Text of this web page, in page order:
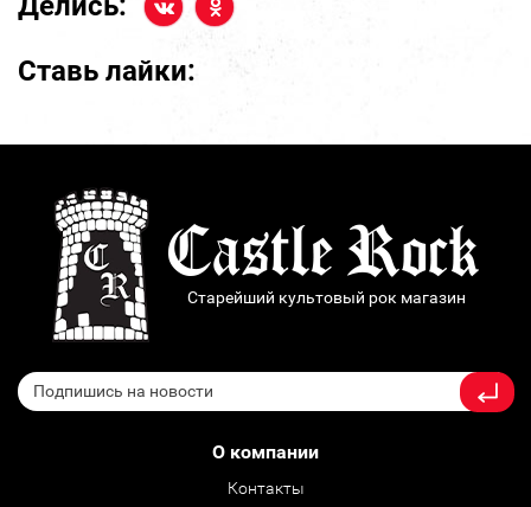
Ставь лайки:
Старейший культовый рок магазин
О компании
Контакты